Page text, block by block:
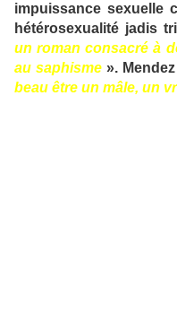
impuissance sexuelle
hétérosexualité jadis
un roman consacré à
au saphisme ».
beau être un mâle, un